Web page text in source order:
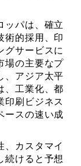
ッパは、確立
術的採用、印
グサービスに
場の主要なプ
、アジア太平
、工業化、都
印刷ビジネス
ースの速い成
、カスタマイ
続けると予想